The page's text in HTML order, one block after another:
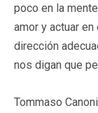
poco en la
amor y actuar
dirección
nos digan que
Tommaso